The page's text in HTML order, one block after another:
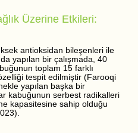
Üzerine Etkileri:
antioksidan bileşenleri ile
yapılan bir çalışmada, 40
toplam 15 farklı
tespit edilmiştir (Farooqi
yapılan başka bir
kabuğunun serbest radikalleri
kapasitesine sahip olduğu